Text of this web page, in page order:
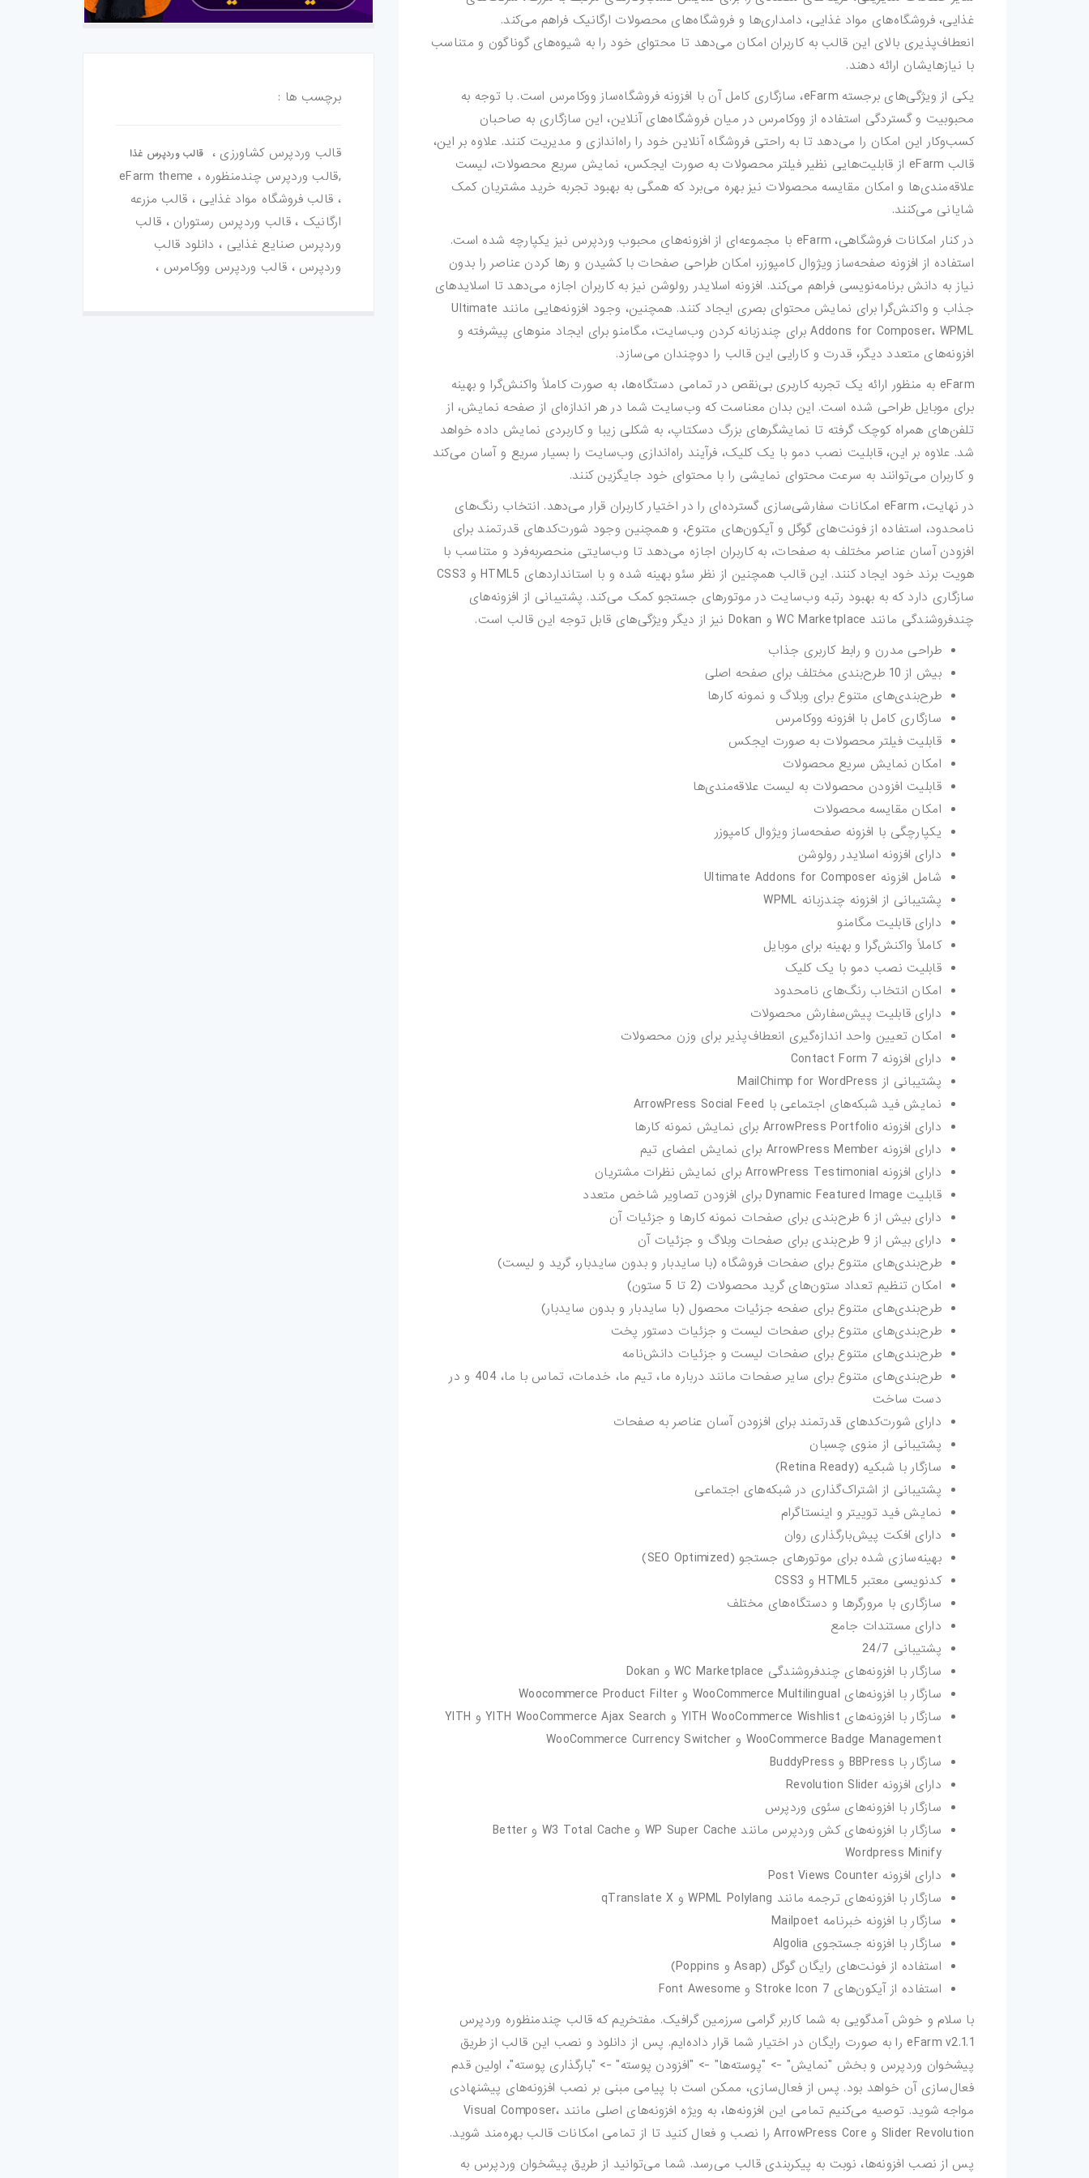
کارت-ویزیت
موکاپ
قالب-پست-استوری
تصاویر-استوک
فوتیج
پروژه-افتر-افکت
پروژه-پریمیر
فتوشاپ
اکشن-فتوشاپ
براش-فتوشاپ
فیلتر-فتوشاپ
استایل-فتوشاپ
پریست-لایتروم
اسکریپت
اسکریپت-php
اپلیکیشن
بازی-HTML
مقالات
ترفند-فتوشاپ
ترفند-پریمیر
ترفند-ایلوستریتور
غذایی، فروشگاه‌های مواد غذایی، دامداری‌ها و فروشگاه‌های محصولات ارگانیک فراهم می‌کند.
انعطاف‌پذیری بالای این قالب به کاربران امکان می‌دهد تا محتوای خود را به شیوه‌های گوناگون و متناسب
با نیازهایشان ارائه دهند.
یکی از ویژگی‌های برجسته eFarm، سازگاری کامل آن با افزونه فروشگاه‌ساز ووکامرس است. با توجه به
محبوبیت و گستردگی استفاده از ووکامرس در میان فروشگاه‌های آنلاین، این سازگاری به صاحبان
کسب‌وکار این امکان را می‌دهد تا به راحتی فروشگاه آنلاین خود را راه‌اندازی و مدیریت کنند. علاوه بر این،
قالب eFarm از قابلیت‌هایی نظیر فیلتر محصولات به صورت ایجکس، نمایش سریع محصولات، لیست
علاقه‌مندی‌ها و امکان مقایسه محصولات نیز بهره می‌برد که همگی به بهبود تجربه خرید مشتریان کمک
شایانی می‌کنند.
در کنار امکانات فروشگاهی، eFarm با مجموعه‌ای از افزونه‌های محبوب وردپرس نیز یکپارچه شده است.
استفاده از افزونه صفحه‌ساز ویژوال کامپوزر، امکان طراحی صفحات با کشیدن و رها کردن عناصر را بدون
نیاز به دانش برنامه‌نویسی فراهم می‌کند. افزونه اسلایدر رولوشن نیز به کاربران اجازه می‌دهد تا اسلایدهای
جذاب و واکنش‌گرا برای نمایش محتوای بصری ایجاد کنند. همچنین، وجود افزونه‌هایی مانند Ultimate
Addons for Composer، WPML برای چندزبانه کردن وب‌سایت، مگامنو برای ایجاد منوهای پیشرفته و
افزونه‌های متعدد دیگر، قدرت و کارایی این قالب را دوچندان می‌سازد.
eFarm به منظور ارائه یک تجربه کاربری بی‌نقص در تمامی دستگاه‌ها، به صورت کاملاً واکنش‌گرا و بهینه
برای موبایل طراحی شده است. این بدان معناست که وب‌سایت شما در هر اندازه‌ای از صفحه نمایش، از
تلفن‌های همراه کوچک گرفته تا نمایشگرهای بزرگ دسکتاپ، به شکلی زیبا و کاربردی نمایش داده خواهد
شد. علاوه بر این، قابلیت نصب دمو با یک کلیک، فرآیند راه‌اندازی وب‌سایت را بسیار سریع و آسان می‌کند
و کاربران می‌توانند به سرعت محتوای نمایشی را با محتوای خود جایگزین کنند.
در نهایت، eFarm امکانات سفارشی‌سازی گسترده‌ای را در اختیار کاربران قرار می‌دهد. انتخاب رنگ‌های
نامحدود، استفاده از فونت‌های گوگل و آیکون‌های متنوع، و همچنین وجود شورت‌کدهای قدرتمند برای
افزودن آسان عناصر مختلف به صفحات، به کاربران اجازه می‌دهد تا وب‌سایتی منحصربه‌فرد و متناسب با
هویت برند خود ایجاد کنند. این قالب همچنین از نظر سئو بهینه شده و با استانداردهای HTML5 و CSS3
سازگاری دارد که به بهبود رتبه وب‌سایت در موتورهای جستجو کمک می‌کند. پشتیبانی از افزونه‌های
چندفروشندگی مانند WC Marketplace و Dokan نیز از دیگر ویژگی‌های قابل توجه این قالب است.
طراحی مدرن و رابط کاربری جذاب
بیش از 10 طرح‌بندی مختلف برای صفحه اصلی
طرح‌بندی‌های متنوع برای وبلاگ و نمونه کارها
سازگاری کامل با افزونه ووکامرس
قابلیت فیلتر محصولات به صورت ایجکس
امکان نمایش سریع محصولات
قابلیت افزودن محصولات به لیست علاقه‌مندی‌ها
امکان مقایسه محصولات
یکپارچگی با افزونه صفحه‌ساز ویژوال کامپوزر
دارای افزونه اسلایدر رولوشن
شامل افزونه Ultimate Addons for Composer
پشتیبانی از افزونه چندزبانه WPML
دارای قابلیت مگامنو
کاملاً واکنش‌گرا و بهینه برای موبایل
قابلیت نصب دمو با یک کلیک
امکان انتخاب رنگ‌های نامحدود
دارای قابلیت پیش‌سفارش محصولات
امکان تعیین واحد اندازه‌گیری انعطاف‌پذیر برای وزن محصولات
دارای افزونه Contact Form 7
پشتیبانی از MailChimp for WordPress
نمایش فید شبکه‌های اجتماعی با ArrowPress Social Feed
دارای افزونه ArrowPress Portfolio برای نمایش نمونه کارها
دارای افزونه ArrowPress Member برای نمایش اعضای تیم
دارای افزونه ArrowPress Testimonial برای نمایش نظرات مشتریان
قابلیت Dynamic Featured Image برای افزودن تصاویر شاخص متعدد
دارای بیش از 6 طرح‌بندی برای صفحات نمونه کارها و جزئیات آن
دارای بیش از 9 طرح‌بندی برای صفحات وبلاگ و جزئیات آن
طرح‌بندی‌های متنوع برای صفحات فروشگاه (با سایدبار و بدون سایدبار، گرید و لیست)
امکان تنظیم تعداد ستون‌های گرید محصولات (2 تا 5 ستون)
طرح‌بندی‌های متنوع برای صفحه جزئیات محصول (با سایدبار و بدون سایدبار)
طرح‌بندی‌های متنوع برای صفحات لیست و جزئیات دستور پخت
طرح‌بندی‌های متنوع برای صفحات لیست و جزئیات دانش‌نامه
طرح‌بندی‌های متنوع برای سایر صفحات مانند درباره ما، تیم ما، خدمات، تماس با ما، 404 و در
دست ساخت
دارای شورت‌کدهای قدرتمند برای افزودن آسان عناصر به صفحات
پشتیبانی از منوی چسبان
سازگار با شبکیه (Retina Ready)
پشتیبانی از اشتراک‌گذاری در شبکه‌های اجتماعی
نمایش فید توییتر و اینستاگرام
دارای افکت پیش‌بارگذاری روان
بهینه‌سازی شده برای موتورهای جستجو (SEO Optimized)
کدنویسی معتبر HTML5 و CSS3
سازگاری با مرورگرها و دستگاه‌های مختلف
دارای مستندات جامع
پشتیبانی 24/7
سازگار با افزونه‌های چندفروشندگی WC Marketplace و Dokan
سازگار با افزونه‌های WooCommerce Multilingual و Woocommerce Product Filter
سازگار با افزونه‌های YITH WooCommerce Wishlist و YITH WooCommerce Ajax Search و YITH
WooCommerce Badge Management و WooCommerce Currency Switcher
سازگار با BBPress و BuddyPress
دارای افزونه Revolution Slider
سازگار با افزونه‌های سئوی وردپرس
سازگار با افزونه‌های کش وردپرس مانند WP Super Cache و W3 Total Cache و Better
Wordpress Minify
دارای افزونه Post Views Counter
سازگار با افزونه‌های ترجمه مانند WPML Polylang و qTranslate X
سازگار با افزونه خبرنامه Mailpoet
سازگار با افزونه جستجوی Algolia
استفاده از فونت‌های رایگان گوگل (Asap و Poppins)
استفاده از آیکون‌های Stroke Icon 7 و Font Awesome
با سلام و خوش آمدگویی به شما کاربر گرامی سرزمین گرافیک. مفتخریم که قالب چندمنظوره وردپرس
eFarm v2.1.1 را به صورت رایگان در اختیار شما قرار داده‌ایم. پس از دانلود و نصب این قالب از طریق
پیشخوان وردپرس و بخش "نمایش" -> "پوسته‌ها" -> "افزودن پوسته" -> "بارگذاری پوسته"، اولین قدم
فعال‌سازی آن خواهد بود. پس از فعال‌سازی، ممکن است با پیامی مبنی بر نصب افزونه‌های پیشنهادی
مواجه شوید. توصیه می‌کنیم تمامی این افزونه‌ها، به ویژه افزونه‌های اصلی مانند Visual Composer،
Slider Revolution و ArrowPress Core را نصب و فعال کنید تا از تمامی امکانات قالب بهره‌مند شوید.
پس از نصب افزونه‌ها، نوبت به پیکربندی قالب می‌رسد. شما می‌توانید از طریق پیشخوان وردپرس به
برچسب ها :
قالب وردپرس کشاورزی ، قالب وردپرس غذا
,قالب وردپرس چندمنظوره ، eFarm theme
، قالب فروشگاه مواد غذایی ، قالب مزرعه
ارگانیک ، قالب وردپرس رستوران ، قالب
وردپرس صنایع غذایی ، دانلود قالب
وردپرس ، قالب وردپرس ووکامرس ،